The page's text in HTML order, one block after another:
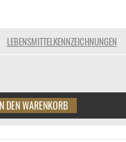
LEBENSMITTELKENNZEICHNUNGEN